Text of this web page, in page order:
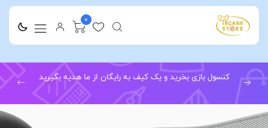
0
کنسول بازی بخرید و یک کیف به رایگان از ما هدیه بگیرید